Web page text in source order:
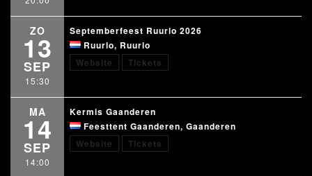
ZO
13
SEP
15:30
Septemberfeest Ruurlo 2026
Ruurlo, Ruurlo
Website
Tickets
MA
14
SEP
14:00
Kermis Gaanderen
Feesttent Gaanderen, Gaanderen
Website
Tickets